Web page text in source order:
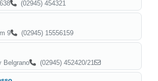
(02945) 454321
9
(02945) 15556159
Belgrano
(02945) 452420/21